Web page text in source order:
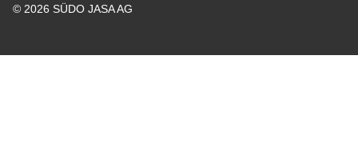
© 2026 SÜDO JASA AG